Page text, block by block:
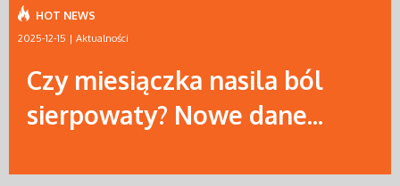
2025-12-15 | Aktualności
HOT NEWS
Czy miesiączka nasila ból
sierpowaty? Nowe dane...